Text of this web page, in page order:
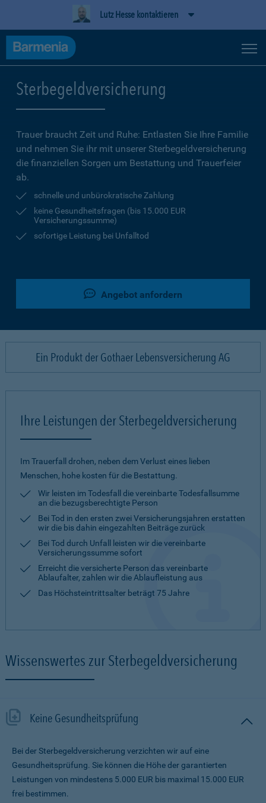
Lutz Hesse kontaktieren
Sterbegeldversicherung
Trauer braucht Zeit und Ruhe: Entlasten Sie Ihre Familie
und nehmen Sie ihr mit unserer Sterbegeldversicherung
die finanziellen Sorgen um Bestattung und Trauerfeier
ab.
schnelle und unbürokratische Zahlung
keine Gesundheitsfragen (bis 15.000 EUR
Versicherungssumme)
sofortige Leistung bei Unfalltod
Angebot anfordern
Ein Produkt der Gothaer Lebensversicherung AG
Ihre Leistungen der Sterbegeldversicherung
Im Trauerfall drohen, neben dem Verlust eines lieben
Menschen, hohe kosten für die Bestattung.
Wir leisten im Todesfall die vereinbarte Todesfallsumme
an die bezugsberechtigte Person
Bei Tod in den ersten zwei Versicherungsjahren erstatten
wir die bis dahin eingezahlten Beiträge zurück
Bei Tod durch Unfall leisten wir die vereinbarte
Versicherungssumme sofort
Erreicht die versicherte Person das vereinbarte
Ablaufalter, zahlen wir die Ablaufleistung aus
Das Höchsteintrittsalter beträgt 75 Jahre
Wissenswertes zur Sterbegeldversicherung
Keine Gesundheitsprüfung
Bei der Sterbegeldversicherung verzichten wir auf eine
Gesundheitsprüfung. Sie können die Höhe der garantierten
Leistungen von mindestens 5.000 EUR bis maximal 15.000 EUR
frei bestimmen.